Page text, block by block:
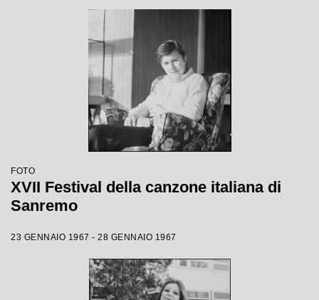
FOTO
XVII Festival della canzone italiana di
Sanremo
23 GENNAIO 1967 - 28 GENNAIO 1967